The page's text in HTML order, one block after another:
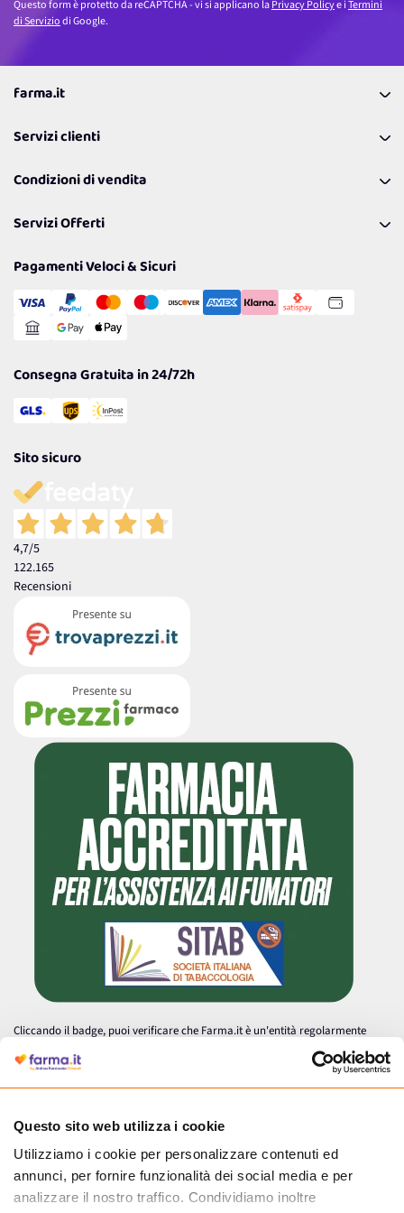
Questo sito web utilizza i cookie
Utilizziamo i cookie per personalizzare contenuti ed
annunci, per fornire funzionalità dei social media e per
analizzare il nostro traffico. Condividiamo inoltre
Questo form è protetto da reCAPTCHA - vi si applicano laPrivacy Policye iTermini
di Serviziodi Google.
farma.it
Coupon
Lavora con noi
Politiche per la parità di genere
Servizi clienti
Richiamami
Resi
Condizioni di vendita
Spedizioni
Cookie Policy
Gestisci Cookie
Servizi Offerti
Reso Facile e Veloce
Pagamenti Veloci & Sicuri
Consegna Gratuita in 24/72h
Sito sicuro
4,7/5
122.165
Recensioni
Cliccando il badge, puoi verificare che Farma.it è un'entità regolarmente
autorizzata dal Ministero della Salute a effettuare la vendita online di
medicinali.